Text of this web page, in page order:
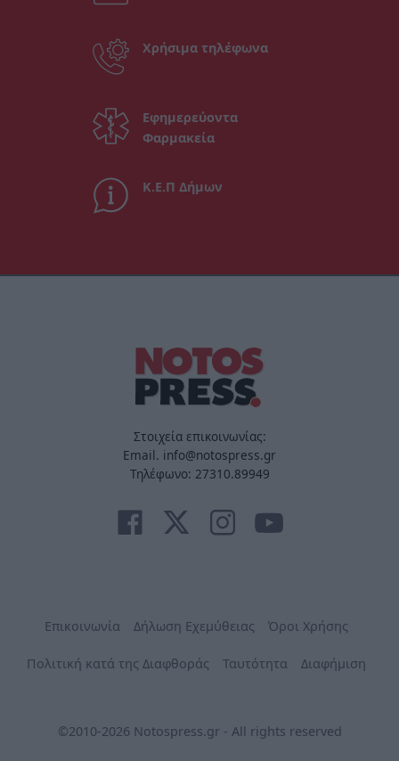
Χρήσιμα τηλέφωνα
Εφημερεύοντα
Φαρμακεία
Κ.Ε.Π Δήμων
Στοιχεία επικοινωνίας:
Email. info@notospress.gr
Τηλέφωνο: 27310.89949
Επικοινωνία Δήλωση Εχεμύθειας Όροι Χρήσης
Πολιτική κατά της Διαφθοράς Ταυτότητα Διαφήμιση
©2010-2026 Notospress.gr - All rights reserved